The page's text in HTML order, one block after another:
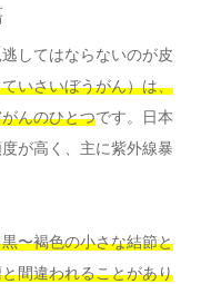
してはならないのが皮
いさいぼうがん）は、
んのひとつです。日本
が高く、主に紫外線暴
〜褐色の小さな結節と
間違われることがあり